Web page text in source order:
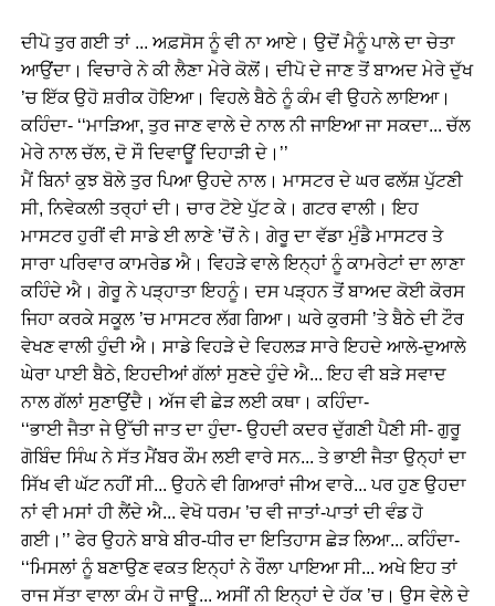
ਦੀਪੋ ਤੁਰ ਗਈ ਤਾਂ ... ਅਫ਼ਸੋਸ ਨੂੰ ਵੀ ਨਾ ਆਏ। ਉਦੋਂ ਮੈਨੂੰ ਪਾਲੇ ਦਾ ਚੇਤਾ
ਆਉਂਦਾ। ਵਿਚਾਰੇ ਨੇ ਕੀ ਲੈਣਾ ਮੇਰੇ ਕੋਲੋਂ। ਦੀਪੋ ਦੇ ਜਾਣ ਤੋਂ ਬਾਅਦ ਮੇਰੇ ਦੁੱਖ
’ਚ ਇੱਕ ਉਹੋ ਸ਼ਰੀਕ ਹੋਇਆ। ਵਿਹਲੇ ਬੈਠੇ ਨੂੰ ਕੰਮ ਵੀ ਉਹਨੇ ਲਾਇਆ।
ਕਹਿੰਦਾ- ‘‘ਮਾੜਿਆ, ਤੁਰ ਜਾਣ ਵਾਲੇ ਦੇ ਨਾਲ ਨੀ ਜਾਇਆ ਜਾ ਸਕਦਾ... ਚੱਲ
ਮੇਰੇ ਨਾਲ ਚੱਲ, ਦੋ ਸੌ ਦਿਵਾਊਂ ਦਿਹਾੜੀ ਦੇ।’’
ਮੈਂ ਬਿਨਾਂ ਕੁਝ ਬੋਲੇ ਤੁਰ ਪਿਆ ਉਹਦੇ ਨਾਲ। ਮਾਸਟਰ ਦੇ ਘਰ ਫਲੱਸ਼ ਪੁੱਟਣੀ
ਸੀ, ਨਿਵੇਕਲੀ ਤਰ੍ਹਾਂ ਦੀ। ਚਾਰ ਟੋਏ ਪੁੱਟ ਕੇ। ਗਟਰ ਵਾਲੀ। ਇਹ
ਮਾਸਟਰ ਹੁਰੀਂ ਵੀ ਸਾਡੇ ਈ ਲਾਣੇ ’ਚੋਂ ਨੇ। ਗੇਰੂ ਦਾ ਵੱਡਾ ਮੁੰਡੈ ਮਾਸਟਰ ਤੇ
ਸਾਰਾ ਪਰਿਵਾਰ ਕਾਮਰੇਡ ਐ। ਵਿਹੜੇ ਵਾਲੇ ਇਨ੍ਹਾਂ ਨੂੰ ਕਾਮਰੇਟਾਂ ਦਾ ਲਾਣਾ
ਕਹਿੰਦੇ ਐ। ਗੇਰੂ ਨੇ ਪੜ੍ਹਾਤਾ ਇਹਨੂੰ। ਦਸ ਪੜ੍ਹਨ ਤੋਂ ਬਾਅਦ ਕੋਈ ਕੋਰਸ
ਜਿਹਾ ਕਰਕੇ ਸਕੂਲ ’ਚ ਮਾਸਟਰ ਲੱਗ ਗਿਆ। ਘਰੇ ਕੁਰਸੀ ’ਤੇ ਬੈਠੇ ਦੀ ਟੌਰ
ਵੇਖਣ ਵਾਲੀ ਹੁੰਦੀ ਐ। ਸਾਡੇ ਵਿਹੜੇ ਦੇ ਵਿਹਲੜ ਸਾਰੇ ਇਹਦੇ ਆਲੇ-ਦੁਆਲੇ
ਘੇਰਾ ਪਾਈ ਬੈਠੇ, ਇਹਦੀਆਂ ਗੱਲਾਂ ਸੁਣਦੇ ਹੁੰਦੇ ਐ... ਇਹ ਵੀ ਬੜੇ ਸਵਾਦ
ਨਾਲ ਗੱਲਾਂ ਸੁਣਾਉਂਦੈ। ਅੱਜ ਵੀ ਛੇੜ ਲਈ ਕਥਾ। ਕਹਿੰਦਾ-
‘‘ਭਾਈ ਜੈਤਾ ਜੇ ਉੱਚੀ ਜਾਤ ਦਾ ਹੁੰਦਾ- ਉਹਦੀ ਕਦਰ ਦੁੱਗਣੀ ਪੈਣੀ ਸੀ- ਗੁਰੂ
ਗੋਬਿੰਦ ਸਿੰਘ ਨੇ ਸੱਤ ਮੈਂਬਰ ਕੌਮ ਲਈ ਵਾਰੇ ਸਨ... ਤੇ ਭਾਈ ਜੈਤਾ ਉਨ੍ਹਾਂ ਦਾ
ਸਿੱਖ ਵੀ ਘੱਟ ਨਹੀਂ ਸੀ... ਉਹਨੇ ਵੀ ਗਿਆਰਾਂ ਜੀਅ ਵਾਰੇ... ਪਰ ਹੁਣ ਉਹਦਾ
ਨਾਂ ਵੀ ਮਸਾਂ ਹੀ ਲੈਂਦੇ ਐ... ਵੇਖੋ ਧਰਮ ’ਚ ਵੀ ਜਾਤਾਂ-ਪਾਤਾਂ ਦੀ ਵੰਡ ਹੋ
ਗਈ।’’ ਫੇਰ ਉਹਨੇ ਬਾਬੇ ਬੀਰ-ਧੀਰ ਦਾ ਇਤਿਹਾਸ ਛੇੜ ਲਿਆ... ਕਹਿੰਦਾ-
‘‘ਮਿਸਲਾਂ ਨੂੰ ਬਣਾਉਣ ਵਕਤ ਇਨ੍ਹਾਂ ਨੇ ਰੌਲਾ ਪਾਇਆ ਸੀ... ਅਖੇ ਇਹ ਤਾਂ
ਰਾਜ ਸੱਤਾ ਵਾਲਾ ਕੰਮ ਹੋ ਜਾਊ... ਅਸੀਂ ਨੀ ਇਨ੍ਹਾਂ ਦੇ ਹੱਕ ’ਚ। ਉਸ ਵੇਲੇ ਦੇ